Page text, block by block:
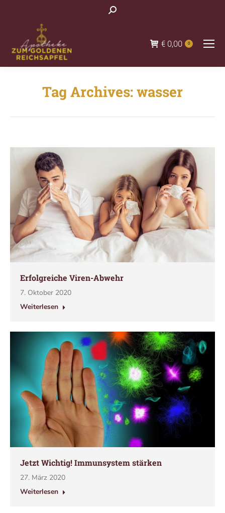
Search:
€ 0,00 0
Tag Archives:wasser
Erfolgreiche Viren-Abwehr
7. Oktober 2020
Weiterlesen
Jetzt Wichtig! Immunsystem stärken
27. März 2020
Weiterlesen